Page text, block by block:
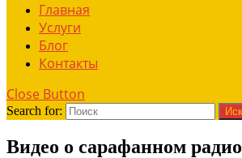
Главная
Услуги
Блог
Контакты
Close Button
Search for:
Видео о сарафанном радио